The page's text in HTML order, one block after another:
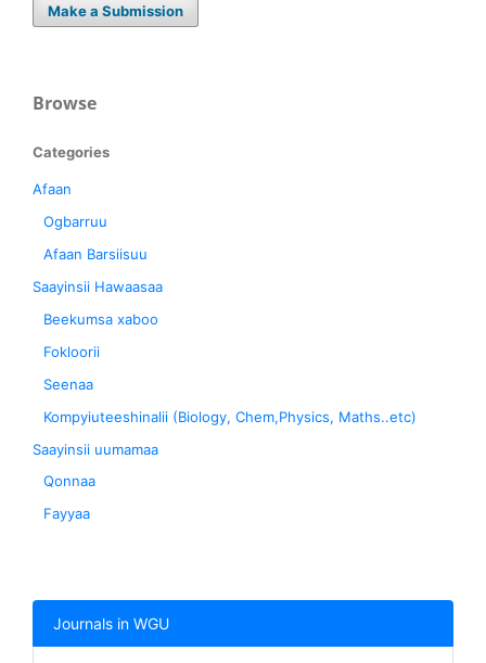
Make a Submission
Browse
Categories
Afaan
Ogbarruu
Afaan Barsiisuu
Saayinsii Hawaasaa
Beekumsa xaboo
Fokloorii
Seenaa
Kompyiuteeshinalii (Biology, Chem,Physics, Maths..etc)
Saayinsii uumamaa
Qonnaa
Fayyaa
Journals in WGU